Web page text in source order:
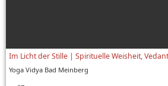
Yoga Vidya Bad Meinberg